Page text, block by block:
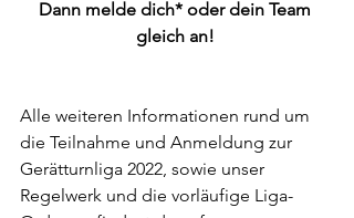
Dann melde dich* oder dein Team
gleich an!
Alle weiteren Informationen rund um
die Teilnahme und Anmeldung zur
Gerätturnliga 2022, sowie unser
Regelwerk und die vorläufige Liga-